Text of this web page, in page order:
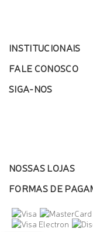
INSTITUCIONAIS
FALE CONOSCO
SIGA-NOS
NOSSAS LOJAS
FORMAS DE